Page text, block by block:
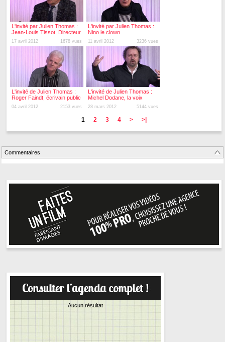
L'invité par Julien Thomas :
Jean-Louis Tissot, Directeur
de Micropolis
17 avril 2012 1678 vues
L'invité par Julien Thomas :
Nino le clown
11 avril 2012 3236 vues
L'invité de Julien Thomas :
Roger Faindt, écrivain public
04 avril 2012 2153 vues
L'invité de Julien Thomas :
Michel Dodane, la voix
française de Jack Malone
28 mars 2012 5144 vues
1 2 3 4 > >|
Commentaires
Aucun résultat